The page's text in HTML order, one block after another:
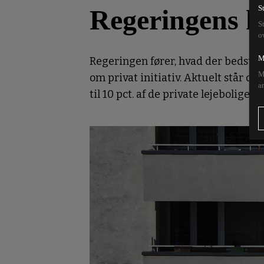
Regeringens
Regeringen fører, hvad der bedst
om privat initiativ. Aktuelt står
til 10 pct. af de private lejeboliger